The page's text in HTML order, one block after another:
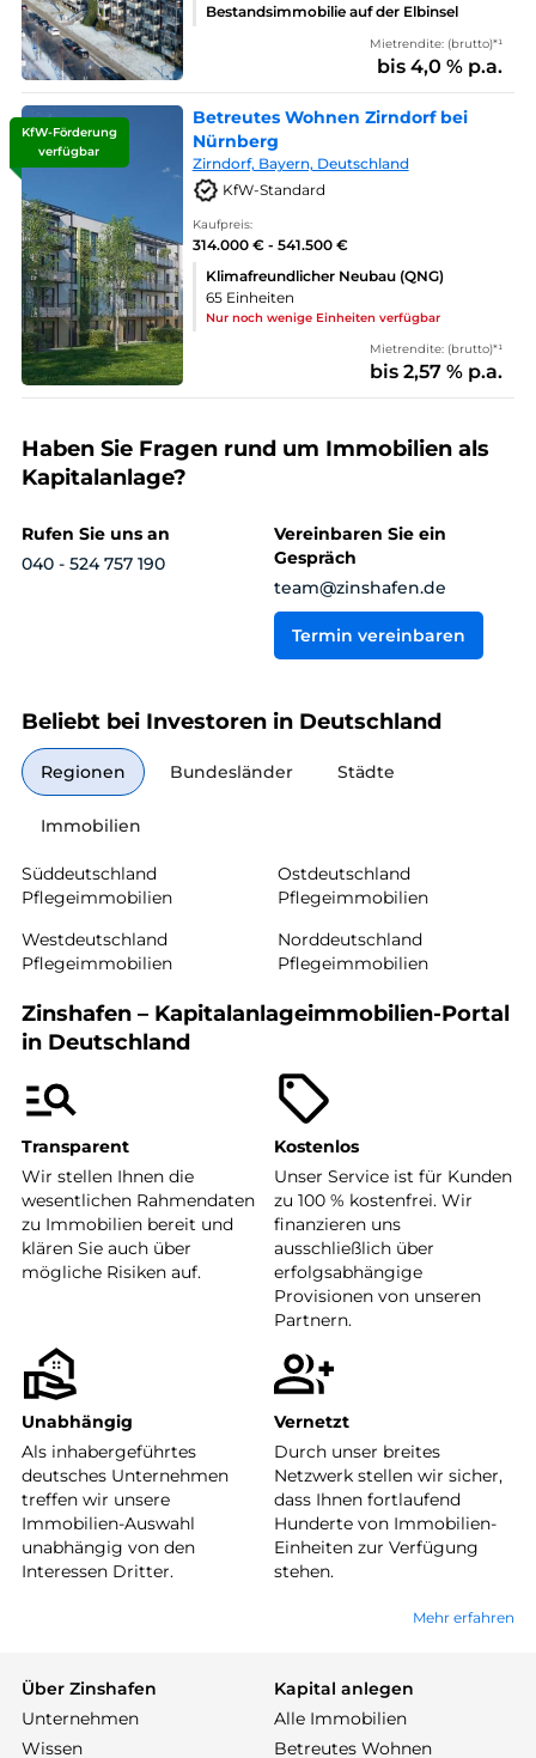
Bestandsimmobilie auf der Elbinsel
Mietrendite: (brutto)*¹
bis 4,0 % p.a.
KfW-Förderung
verfügbar
Betreutes Wohnen Zirndorf bei
Nürnberg
Zirndorf, Bayern, Deutschland
KfW-Standard
Kaufpreis:
314.000 € - 541.500 €
Klimafreundlicher Neubau (QNG)
65 Einheiten
Nur noch wenige Einheiten verfügbar
Mietrendite: (brutto)*¹
bis 2,57 % p.a.
Haben Sie Fragen rund um Immobilien als
Kapitalanlage?
Rufen Sie uns an
040 - 524 757 190
Vereinbaren Sie ein
Gespräch
team@zinshafen.de
Termin vereinbaren
Beliebt bei Investoren in Deutschland
Regionen Bundesländer Städte
Immobilien
Süddeutschland
Pflegeimmobilien
Ostdeutschland
Pflegeimmobilien
Westdeutschland
Pflegeimmobilien
Norddeutschland
Pflegeimmobilien
Zinshafen – Kapitalanlageimmobilien-Portal
in Deutschland
Transparent
Wir stellen Ihnen die
wesentlichen Rahmendaten
zu Immobilien bereit und
klären Sie auch über
mögliche Risiken auf.
Kostenlos
Unser Service ist für Kunden
zu 100 % kostenfrei. Wir
finanzieren uns
ausschließlich über
erfolgsabhängige
Provisionen von unseren
Partnern.
Unabhängig
Als inhabergeführtes
deutsches Unternehmen
treffen wir unsere
Immobilien-Auswahl
unabhängig von den
Interessen Dritter.
Vernetzt
Durch unser breites
Netzwerk stellen wir sicher,
dass Ihnen fortlaufend
Hunderte von Immobilien-
Einheiten zur Verfügung
stehen.
Mehr erfahren
Über Zinshafen
Unternehmen
Wissen
Kapital anlegen
Alle Immobilien
Betreutes Wohnen